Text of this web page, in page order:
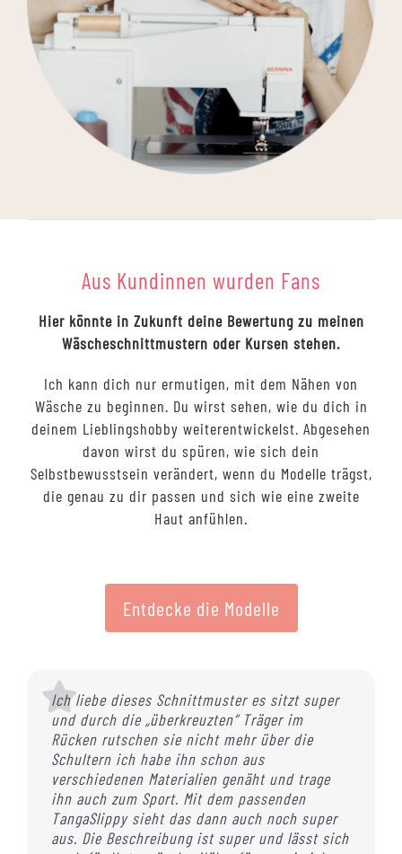
Aus Kundinnen wurden Fans
Hier könnte in Zukunft deine Bewertung zu meinen
Wäscheschnittmustern oder Kursen stehen.
Ich kann dich nur ermutigen, mit dem Nähen von
Wäsche zu beginnen. Du wirst sehen, wie du dich in
deinem Lieblingshobby weiterentwickelst. Abgesehen
davon wirst du spüren, wie sich dein
Selbstbewusstsein verändert, wenn du Modelle trägst,
die genau zu dir passen und sich wie eine zweite
Haut anfühlen.
Entdecke die Modelle
Ich liebe dieses Schnittmuster es sitzt super
und durch die „überkreuzten“ Träger im
Rücken rutschen sie nicht mehr über die
Schultern ich habe ihn schon aus
verschiedenen Materialien genäht und trage
ihn auch zum Sport. Mit dem passenden
TangaSlippy sieht das dann auch noch super
aus. Die Beschreibung ist super und lässt sich
Danke für das tolle Schnittmuster. Ich hab
davon schon einige für meine Tochter genäht.
Perfekte Passform und so angenehm zu
tragen. Oft nehme ich auch zu klein gewordene
Jersey-Sachen , um daraus ein neues Set zu
kreieren. Einige Sets habe ich auch schon
verschenkt.
Tolles Schnittmuster. Lässt sich schnell nähen
und hält auch bei meiner Oberweite (80E/F).
Das Bustier ist so bequem, da folgen noch
weitere.
Dezember 13, 2024
Nicole
,#SimplyBelle, Bustier Schnittmuster
Was für ein toller Kurs. Ja, es ist im ersten
Moment viel Geld. Aber unglaublich gut
angelegt. Ich nähe schon eine Weile
Unterwäsche und hätte ich den Kurs vorher
gemacht, wäre das alles viel einfacher
gewesen. So viele Tipps und Ideen… einfach
Klasse und sehr empfehlenswert. Katriny
erklärt einfach so super! Ich habe so viel dazu